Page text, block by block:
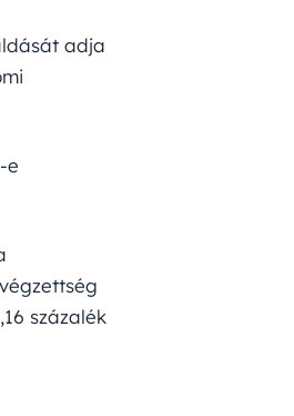
adja
e
százalék